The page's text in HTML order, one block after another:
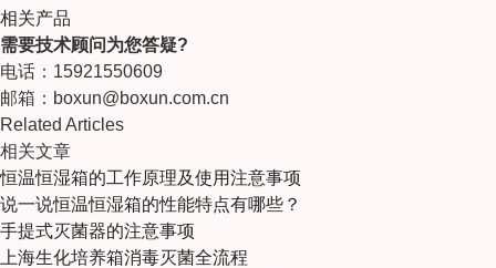
相关产品
需要技术顾问为您答疑?
电话：15921550609
邮箱：boxun@boxun.com.cn
Related Articles
相关文章
恒温恒湿箱的工作原理及使用注意事项
说一说恒温恒湿箱的性能特点有哪些？
手提式灭菌器的注意事项
上海生化培养箱消毒灭菌全流程